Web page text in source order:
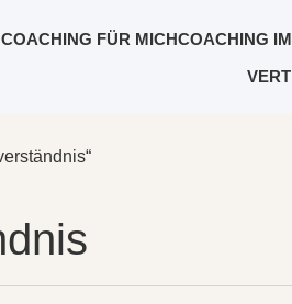
COACHING FÜR MICHCOACHING